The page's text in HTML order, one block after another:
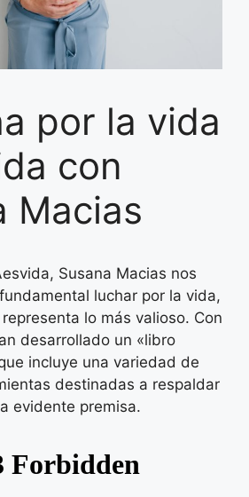
por la vida
con
Macias
Susana Macias nos
luchar por la vida,
lo más valioso. Con
desarrollado un «libro
incluye una variedad de
destinadas a respaldar
evidente premisa.